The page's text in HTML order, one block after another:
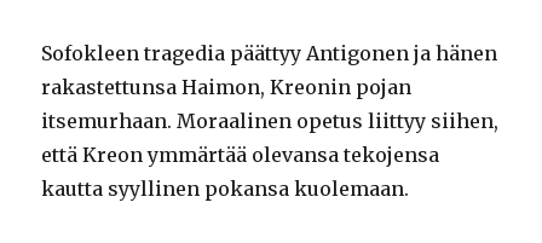
Sofokleen tragedia päättyy Antigonen ja hänen
rakastettunsa Haimon, Kreonin pojan
itsemurhaan. Moraalinen opetus liittyy siihen,
että Kreon ymmärtää olevansa tekojensa
kautta syyllinen pokansa kuolemaan.